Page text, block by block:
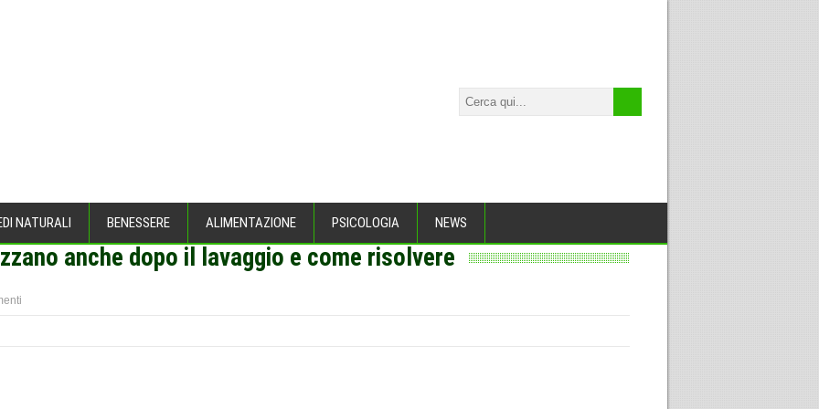
NATURALI BENESSERE ALIMENTAZIONE PSICOLOGIA NEWS
anche dopo il lavaggio e come risolvere